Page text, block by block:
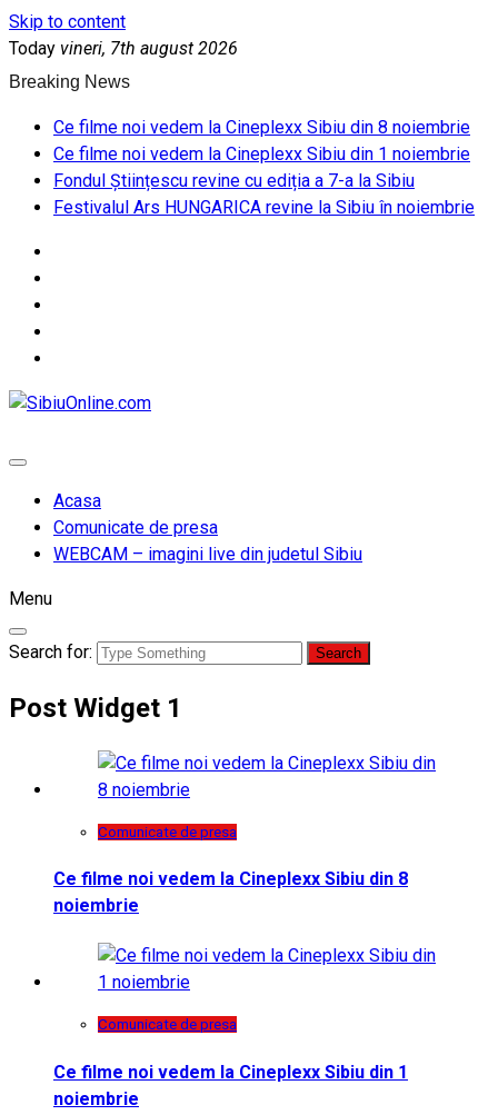
Skip to content
Today vineri, 7th august 2026
Breaking News
Ce filme noi vedem la Cineplexx Sibiu din 8 noiembrie
Ce filme noi vedem la Cineplexx Sibiu din 1 noiembrie
Fondul Științescu revine cu ediția a 7-a la Sibiu
Festivalul Ars HUNGARICA revine la Sibiu în noiembrie
Acasa
Comunicate de presa
WEBCAM – imagini live din judetul Sibiu
Menu
Search for:
Post Widget 1
Comunicate de presa
Ce filme noi vedem la Cineplexx Sibiu din 8
noiembrie
Comunicate de presa
Ce filme noi vedem la Cineplexx Sibiu din 1
noiembrie